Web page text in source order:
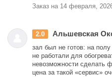
Заказ на 14 февраля,
2.0 Альшевская
зал был не готов: на
не работали для
невозможности сделать
цена за такой «сервис»